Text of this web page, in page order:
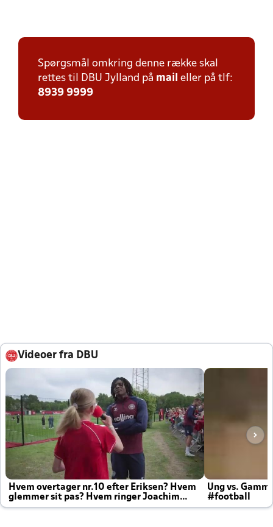
Spørgsmål omkring denne række skal
rettes til DBU Jylland på mail eller på tlf:
8939 9999
Videoer fra DBU
Hvem overtager nr.10 efter Eriksen? Hvem
glemmer sit pas? Hvem ringer Joachim
altid til efter kampe?
Ung vs.
#football